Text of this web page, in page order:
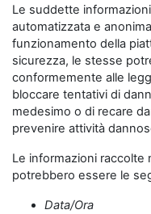
Le suddette
automatizzata e
funzionamento della
sicurezza, le stesse
conformemente alle
bloccare tentativi di
medesimo o di recare
prevenire attività
Le informazioni
potrebbero essere le
Data/Ora